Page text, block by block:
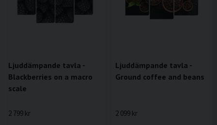
Ljuddämpande tavla -
Blackberries on a macro
scale
2 799 kr
Ljuddämpande tavla -
Ground coffee and beans
2 099 kr